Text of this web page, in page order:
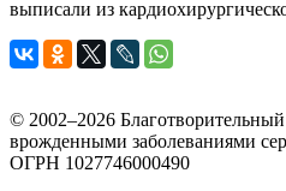
выписали из
© 2002–2026
врожденными заболеваниями
ОГРН 1027746000490